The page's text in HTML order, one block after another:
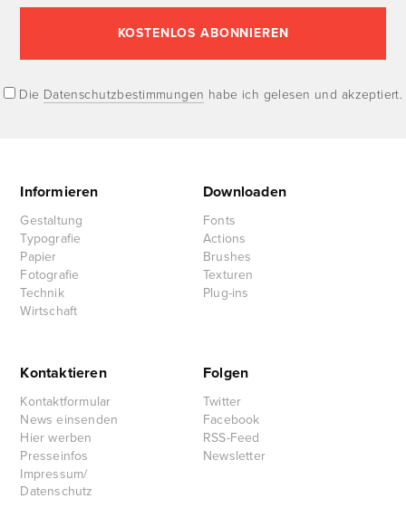
Die Datenschutzbestimmungen habe ich gelesen und akzeptiert.
Informieren
Gestaltung
Typografie
Papier
Fotografie
Technik
Wirtschaft
Downloaden
Fonts
Actions
Brushes
Texturen
Plug-ins
Kontaktieren
Kontaktformular
News einsenden
Hier werben
Presseinfos
Impressum/
Datenschutz
Folgen
Twitter
Facebook
RSS-Feed
Newsletter